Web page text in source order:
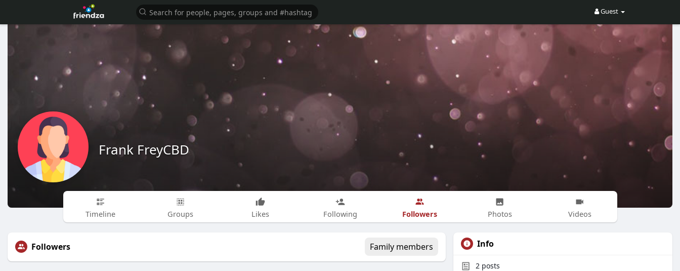
Guest
Frank FreyCBD
Timeline Groups Likes Following Followers Photos Videos
Followers Family members Info
2 posts